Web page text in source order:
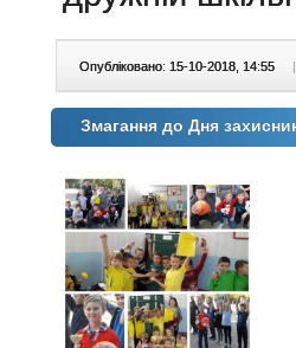
Опубліковано: 15-10-2018, 14:55 |
Змагання до Дня